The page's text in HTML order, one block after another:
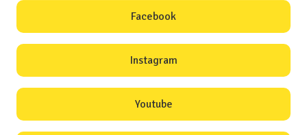
Facebook
Instagram
Youtube